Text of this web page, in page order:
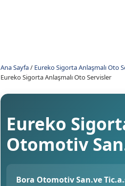
Ana Sayfa/ Eureko Sigorta Anlaşmalı Oto
Eureko Sigorta Anlaşmalı Oto Servisler
Eureko
Otomotiv
Bora Otomotiv San.ve